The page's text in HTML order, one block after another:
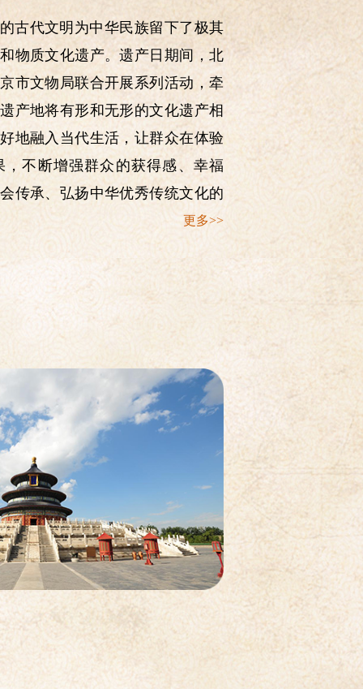
验活动
古代文明为中华民族留下了极其
物质文化遗产。遗产日期间，北
市文物局联合开展系列活动，牵
产地将有形和无形的文化遗产相
地融入当代生活，让群众在体验
不断增强群众的获得感、幸福
传承、弘扬中华优秀传统文化的
更多>>